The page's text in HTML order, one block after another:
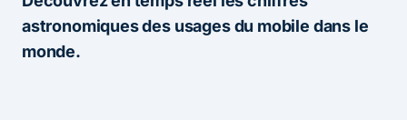
astronomiques des usages du mobile dans le
monde.